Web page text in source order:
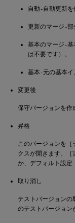
自動 - 自動更新
更新のマージ -
基本のマージ -
は不要です）。
基本 - 元の基本イ
変更後
保守バージョンを作
昇格
このバージョンを
クスが開きます。［
か、デフォルト設定
取り消し
テストバージョン
のテストバージョン